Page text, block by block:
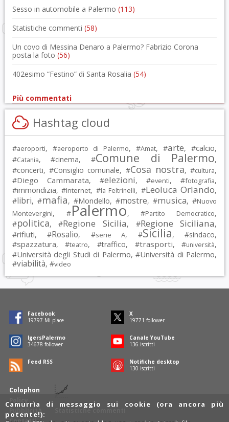
Sesso in automobile a Palermo (113)
Statistiche commenti (58)
Un covo di Messina Denaro a Palermo? Fabrizio Corona
posta la foto (56)
402esimo “Festino” di Santa Rosalia (54)
Più commentati
Hashtag cloud
#aeroporti, #aeroporto di Palermo, #Amat, #arte, #calcio,
#Catania, #cinema, #Comune di Palermo,
#concerti, #Consiglio comunale, #Cosa nostra, #cultura,
#Diego Cammarata, #elezioni, #eventi, #fotografia,
#immondizia, #Internet, #la Feltrinelli, #Leoluca Orlando,
#libri, #mafia, #Mondello, #mostre, #musica, #Nuovo
Montevergini, #Palermo, #Partito Democratico,
#politica, #Regione Sicilia, #Regione Siciliana,
#rifiuti, #Rosalio, #serie A, #Sicilia, #sindaco,
#spazzatura, #teatro, #traffico, #trasporti, #università,
#Università degli Studi di Palermo, #Università di Palermo,
#viabilità, #video
Colophon
Policy
Pubblicità
Statistiche commenti
Facebook
19797 Mi piace
X
19771 follower
IgersPalermo
34678 follower
Canale YouTube
136 iscritti
Feed RSS
Notifiche desktop
130 iscritti
Camurrìa di messaggio sui cookie (ora ancora più
potente!):